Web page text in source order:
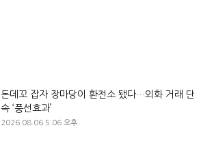
돈데꼬 잡자 장마당이 환전소 됐다…외화 거래 단
속 ‘풍선효과’
2026.08.06 5:06 오후